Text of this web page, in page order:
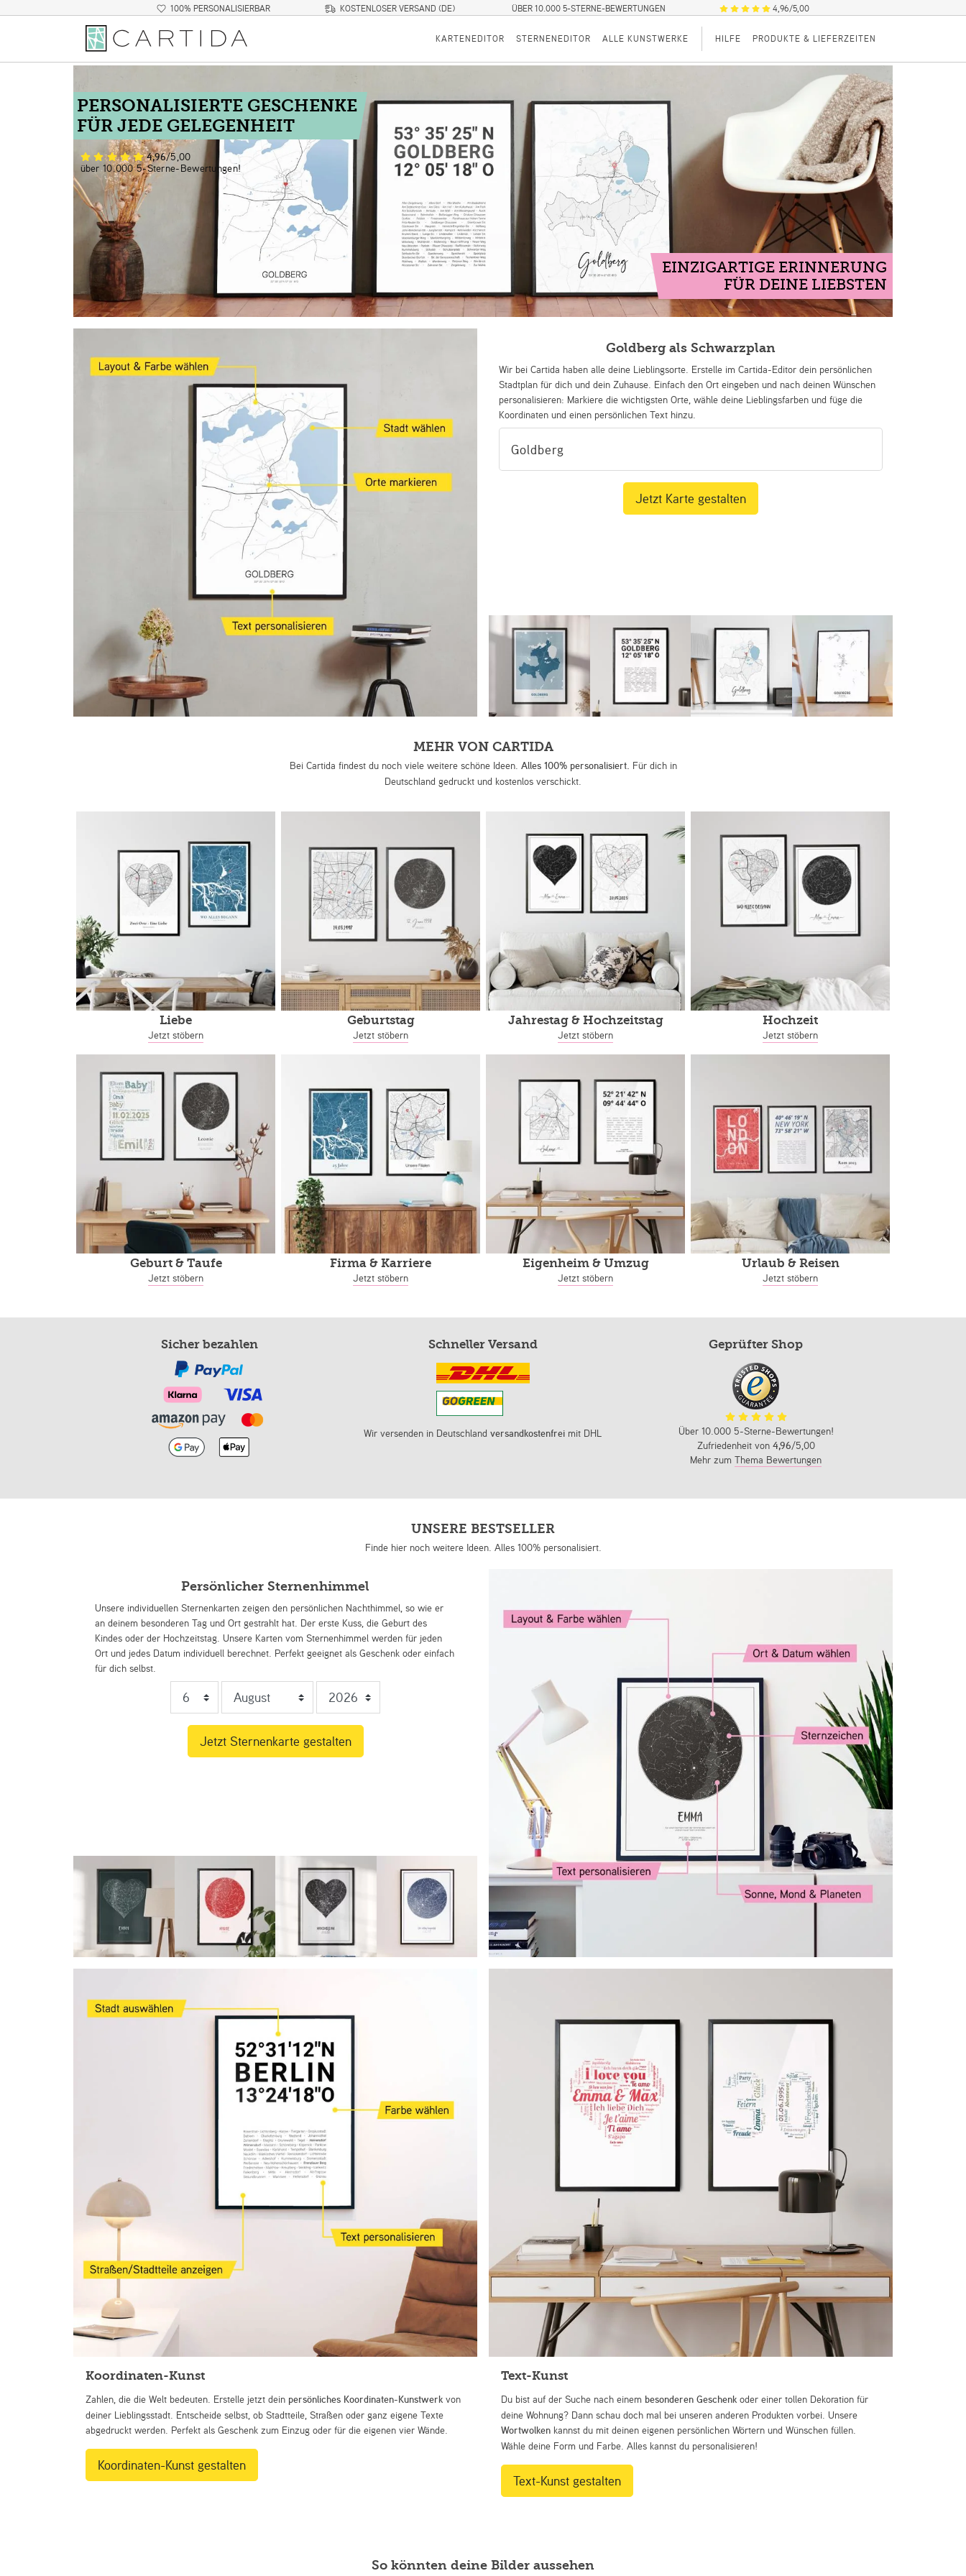
100% PERSONALISIERBAR KOSTENLOSER VERSAND (DE) ÜBER 10.000 5-STERNE-BEWERTUNGEN 4,96/5,00
KARTENEDITOR STERNENEDITOR ALLE KUNSTWERKE HILFE PRODUKTE & LIEFERZEITEN
PERSONALISIERTE GESCHENKE
FÜR JEDE GELEGENHEIT
4,96/5,00
über 10.000 5-Sterne-Bewertungen!
EINZIGARTIGE ERINNERUNG
FÜR DEINE LIEBSTEN
Goldberg als Schwarzplan
Wir bei Cartida haben alle deine Lieblingsorte. Erstelle im Cartida-Editor dein persönlichen
Stadtplan für dich und dein Zuhause. Einfach den Ort eingeben und nach deinen Wünschen
personalisieren: Markiere die wichtigsten Orte, wähle deine Lieblingsfarben und füge die
Koordinaten und einen persönlichen Text hinzu.
Jetzt Karte gestalten
MEHR VON CARTIDA
Bei Cartida findest du noch viele weitere schöne Ideen. Alles 100% personalisiert. Für dich in
Deutschland gedruckt und kostenlos verschickt.
Liebe
Jetzt stöbern
Geburtstag
Jetzt stöbern
Jahrestag& Hochzeitstag
Jetzt stöbern
Hochzeit
Jetzt stöbern
Geburt & Taufe
Jetzt stöbern
Firma & Karriere
Jetzt stöbern
Eigenheim& Umzug
Jetzt stöbern
Urlaub & Reisen
Jetzt stöbern
Sicher bezahlen Schneller Versand
Wir versenden in Deutschlandversandkostenfrei mit DHL
Geprüfter Shop
Über 10.000 5-Sterne-Bewertungen!
Zufriedenheit von 4,96/5,00
Mehr zumThema Bewertungen
UNSERE BESTSELLER
Finde hier noch weitere Ideen. Alles 100% personalisiert.
Persönlicher Sternenhimmel
Unsere individuellen Sternenkarten zeigen den persönlichen Nachthimmel, so wie er
an deinem besonderen Tag und Ort gestrahlt hat. Der erste Kuss, die Geburt des
Kindes oder der Hochzeitstag. Unsere Karten vom Sternenhimmel werden für jeden
Ort und jedes Datum individuell berechnet. Perfekt geeignet als Geschenk oder einfach
für dich selbst.
Koordinaten-Kunst
Zahlen, die die Welt bedeuten. Erstelle jetzt dein persönliches Koordinaten-Kunstwerk von
deiner Lieblingsstadt. Entscheide selbst, ob Stadtteile, Straßen oder ganz eigene Texte
abgedruckt werden. Perfekt als Geschenk zum Einzug oder für die eigenen vier Wände.
Koordinaten-Kunst gestalten
Text-Kunst
Du bist auf der Suche nach einem besonderen Geschenk oder einer tollen Dekoration für
deine Wohnung? Dann schau doch mal bei unseren anderen Produkten vorbei. Unsere
Wortwolken kannst du mit deinen eigenen persönlichen Wörtern und Wünschen füllen.
Wähle deine Form und Farbe. Alles kannst du personalisieren!
Text-Kunst gestalten
So könnten deine Bilder aussehen